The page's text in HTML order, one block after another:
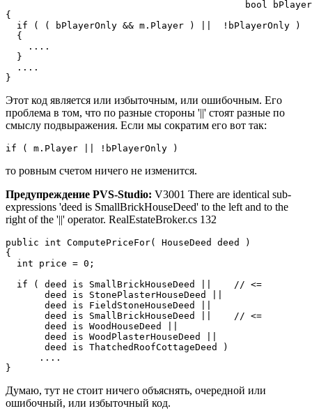
bool
{
  if ( ( bPlayerOnly && m.Player ) ||  !bPlayerOnly )
  {
    ....
  }
  ....
}
Этот код является или избыточным, или ошибочным. Его
проблема в том, что по разные стороны '||' стоят разные по
смыслу подвыражения. Если мы сократим его вот так:
if ( m.Player || !bPlayerOnly )
то ровным счетом ничего не изменится.
Предупреждение PVS-Studio: V3001 There are identical sub-
expressions 'deed is SmallBrickHouseDeed' to the left and to the
right of the '||' operator. RealEstateBroker.cs 132
public int ComputePriceFor( HouseDeed deed )
{
  int price = 0;
  if ( deed is SmallBrickHouseDeed ||    // <=
       deed is StonePlasterHouseDeed ||
       deed is FieldStoneHouseDeed ||
       deed is SmallBrickHouseDeed ||    // <=
       deed is WoodHouseDeed ||
       deed is WoodPlasterHouseDeed ||
       deed is ThatchedRoofCottageDeed )
      ....
}
Думаю, тут не стоит ничего объяснять, очередной или
ошибочный, или избыточный код.